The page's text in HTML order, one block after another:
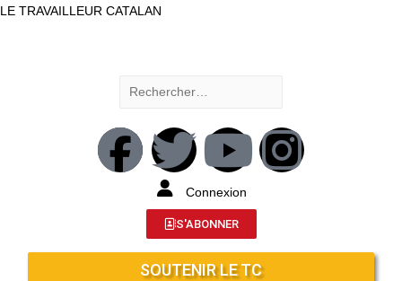
LE TRAVAILLEUR CATALAN
Connexion
S'ABONNER
SOUTENIR LE TC